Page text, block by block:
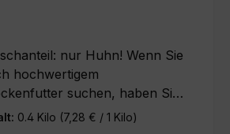
nur Huhn! Wenn Sie
hochwertigem
suchen, haben Sie
gefunden. Die enthaltenen
0.4 Kilo (7,28 € / 1 Kilo)